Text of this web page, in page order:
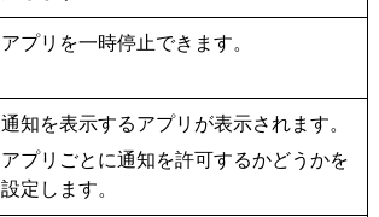
アプリを一時停止できます。
通知を表示するアプリが表示されます。
アプリごとに通知を許可するかどうかを
設定します。